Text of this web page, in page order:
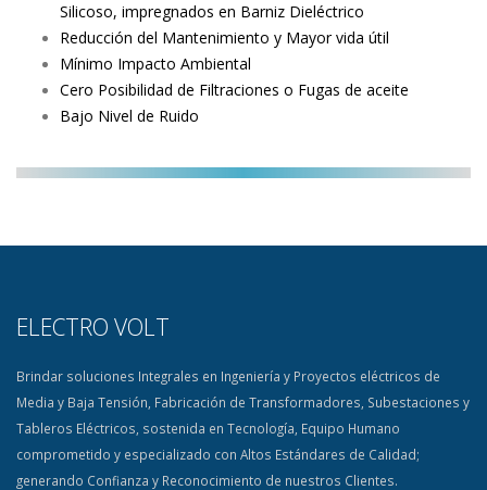
Silicoso, impregnados en Barniz Dieléctrico
Reducción del Mantenimiento y Mayor vida útil
Mínimo Impacto Ambiental
Cero Posibilidad de Filtraciones o Fugas de aceite
Bajo Nivel de Ruido
ELECTRO VOLT
Brindar soluciones Integrales en Ingeniería y Proyectos eléctricos de
Media y Baja Tensión, Fabricación de Transformadores, Subestaciones y
Tableros Eléctricos, sostenida en Tecnología, Equipo Humano
comprometido y especializado con Altos Estándares de Calidad;
generando Confianza y Reconocimiento de nuestros Clientes.